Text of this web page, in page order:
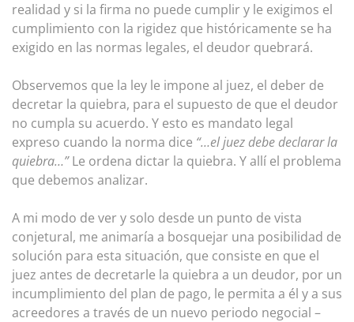
realidad y si la firma no puede cumplir y le exigimos el
cumplimiento con la rigidez que históricamente se ha
exigido en las normas legales, el deudor quebrará.
Observemos que la ley le impone al juez, el deber de
decretar la quiebra, para el supuesto de que el deudor
no cumpla su acuerdo. Y esto es mandato legal
expreso cuando la norma dice “…el juez debe declarar la
quiebra…”Le ordena dictar la quiebra. Y allí el problema
que debemos analizar.
A mi modo de ver y solo desde un punto de vista
conjetural, me animaría a bosquejar una posibilidad de
solución para esta situación, que consiste en que el
juez antes de decretarle la quiebra a un deudor, por un
incumplimiento del plan de pago, le permita a él y a sus
acreedores a través de un nuevo periodo negocial –